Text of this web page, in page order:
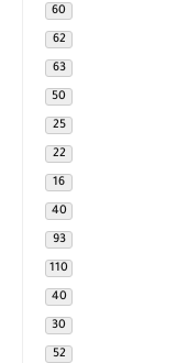
60
62
63
50
25
22
16
40
93
110
40
30
52